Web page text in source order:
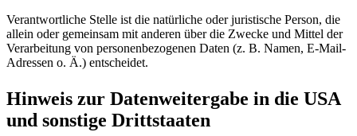
Verantwortliche Stelle ist die natürliche oder juristische Person, die
allein oder gemeinsam mit anderen über die Zwecke und Mittel der
Verarbeitung von personenbezogenen Daten (z. B. Namen, E-Mail-
Adressen o. Ä.) entscheidet.
Hinweis zur Datenweitergabe in die USA
und sonstige Drittstaaten